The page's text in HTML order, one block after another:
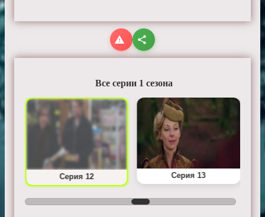
Все серии 1 сезона
Серия 12 Серия 13